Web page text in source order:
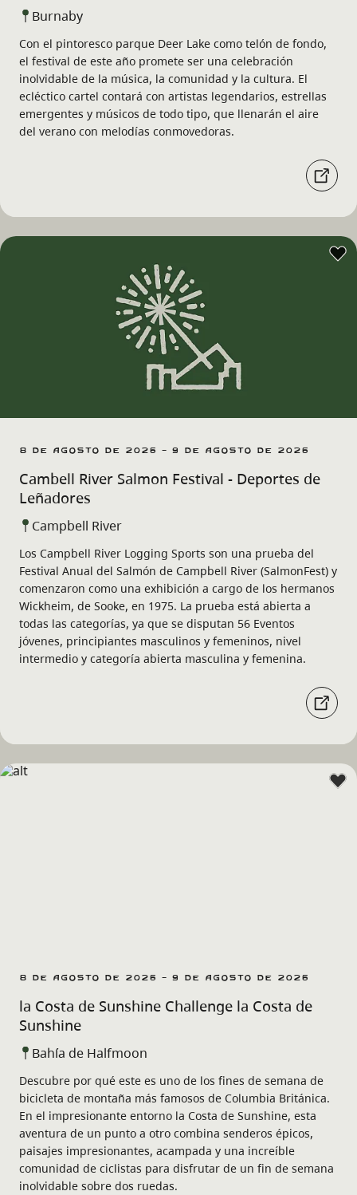
Burnaby
Con el pintoresco parque Deer Lake como telón de fondo,
el festival de este año promete ser una celebración
inolvidable de la música, la comunidad y la cultura. El
ecléctico cartel contará con artistas legendarios, estrellas
emergentes y músicos de todo tipo, que llenarán el aire
del verano con melodías conmovedoras.
8 de agosto de 2026 - 9 de agosto de 2026
Cambell River Salmon Festival - Deportes de
Leñadores
Campbell River
Los Campbell River Logging Sports son una prueba del
Festival Anual del Salmón de Campbell River (SalmonFest) y
comenzaron como una exhibición a cargo de los hermanos
Wickheim, de Sooke, en 1975. La prueba está abierta a
todas las categorías, ya que se disputan 56 Eventos
jóvenes, principiantes masculinos y femeninos, nivel
intermedio y categoría abierta masculina y femenina.
8 de agosto de 2026 - 9 de agosto de 2026
la Costa de Sunshine Challenge la Costa de
Sunshine
Bahía de Halfmoon
Descubre por qué este es uno de los fines de semana de
bicicleta de montaña más famosos de Columbia Británica.
En el impresionante entorno la Costa de Sunshine, esta
aventura de un punto a otro combina senderos épicos,
paisajes impresionantes, acampada y una increíble
comunidad de ciclistas para disfrutar de un fin de semana
inolvidable sobre dos ruedas.